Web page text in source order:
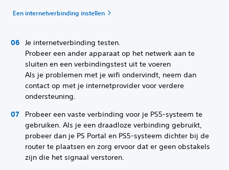
Een internetverbinding instellen
Je internetverbinding testen.
Probeer een ander apparaat op het netwerk aan te
sluiten en een verbindingstest uit te voeren
Als je problemen met je wifi ondervindt, neem dan
contact op met je internetprovider voor verdere
ondersteuning.
Probeer een vaste verbinding voor je PS5-systeem te
gebruiken. Als je een draadloze verbinding gebruikt,
probeer dan je PS Portal en PS5-systeem dichter bij de
router te plaatsen en zorg ervoor dat er geen obstakels
zijn die het signaal verstoren.